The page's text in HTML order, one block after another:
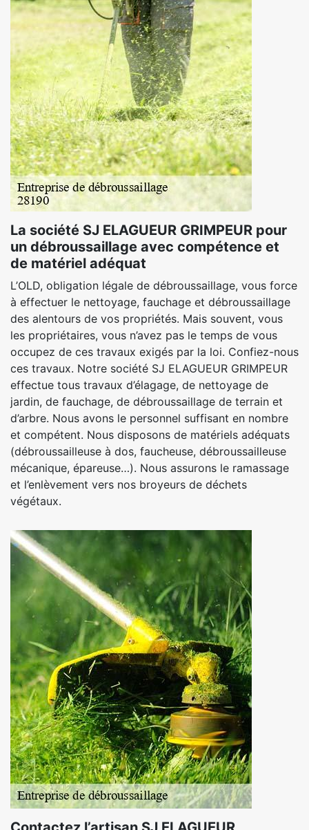
La société SJ ELAGUEUR GRIMPEUR pour
un débroussaillage avec compétence et
de matériel adéquat
L’OLD, obligation légale de débroussaillage, vous force
à effectuer le nettoyage, fauchage et débroussaillage
des alentours de vos propriétés. Mais souvent, vous
les propriétaires, vous n’avez pas le temps de vous
occupez de ces travaux exigés par la loi. Confiez-nous
ces travaux. Notre société SJ ELAGUEUR GRIMPEUR
effectue tous travaux d’élagage, de nettoyage de
jardin, de fauchage, de débroussaillage de terrain et
d’arbre. Nous avons le personnel suffisant en nombre
et compétent. Nous disposons de matériels adéquats
(débroussailleuse à dos, faucheuse, débroussailleuse
mécanique, épareuse…). Nous assurons le ramassage
et l’enlèvement vers nos broyeurs de déchets
végétaux.